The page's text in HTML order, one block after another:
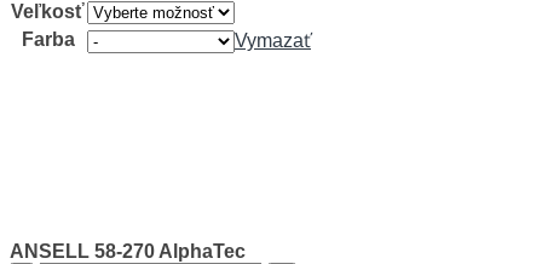
Veľkosť
Farba
Vymazať
ANSELL 58-270 AlphaTec